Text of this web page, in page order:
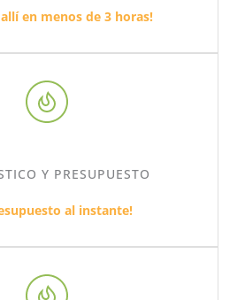
allí en menos de 3 horas!
Y PRESUPUESTO
al instante!